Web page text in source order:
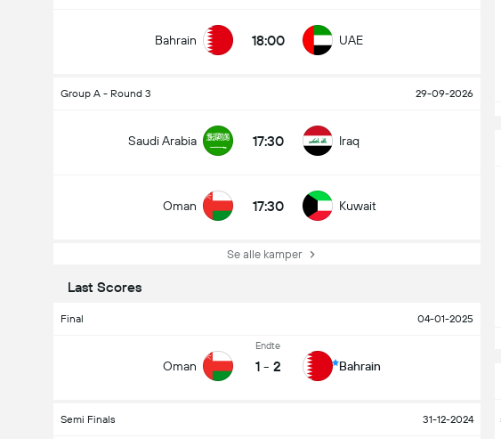
Bahrain 18:00 UAE
Group A - Round 3 29-09-2026
Saudi Arabia 17:30 Iraq
Oman 17:30 Kuwait
Se alle kamper
Last Scores
Final 04-01-2025
Oman
Endte
1 - 2 Bahrain
Semi Finals 31-12-2024